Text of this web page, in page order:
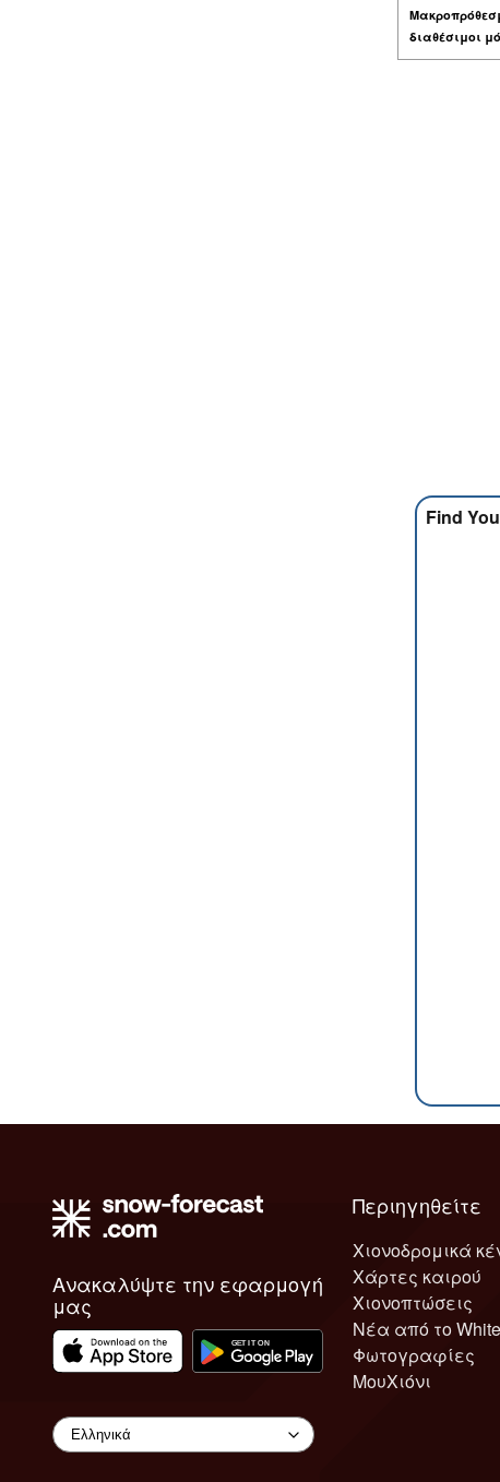
διαθέσιμοι
Find
Ανακαλύψτε την εφαρμογή
μας
Περιηγηθείτε
Χιονοδρομικά
Χάρτες καιρού
Χιονοπτώσεις
Νέα από το
Φωτογραφίες
ΜουΧιόνι